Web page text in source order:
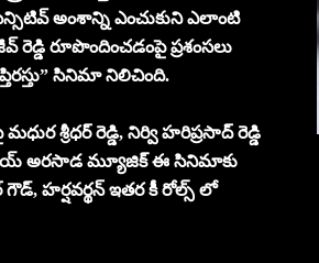
అంశాన్ని ఎంచుకుని ఎలాంటి
రెడ్డి రూపొందించడంపై ప్రశంసలు
సినిమా నిలిచింది.
శ్రీధర్ రెడ్డి, నిర్వి హరిప్రసాద్ రెడ్డి
అరసాడ మ్యూజిక్ ఈ సినిమాకు
హర్షవర్థన్ ఇతర కీ రోల్స్ లో